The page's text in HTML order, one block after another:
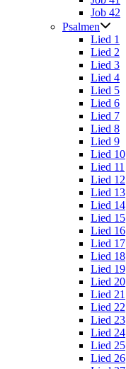
Job 42
Psalmen
Lied 1
Lied 2
Lied 3
Lied 4
Lied 5
Lied 6
Lied 7
Lied 8
Lied 9
Lied 10
Lied 11
Lied 12
Lied 13
Lied 14
Lied 15
Lied 16
Lied 17
Lied 18
Lied 19
Lied 20
Lied 21
Lied 22
Lied 23
Lied 24
Lied 25
Lied 26